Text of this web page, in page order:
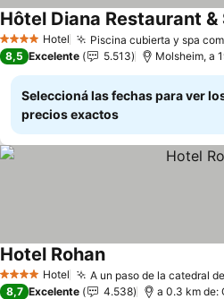
4 EstrellasHotel Piscina cubierta y spa
Ver precios
8,5 Excelente 5.513 Molsheim, a
Seleccioná las fechas para ver
precios exactos
4 EstrellasHotel A un paso de la catedral
Hotel RohanVer precios
8,7 Excelente 4.538 a 0.3 km de: